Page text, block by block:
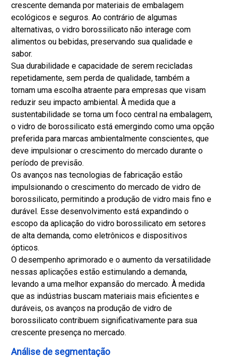
crescente demanda por materiais de embalagem
ecológicos e seguros. Ao contrário de algumas
alternativas, o vidro borossilicato não interage com
alimentos ou bebidas, preservando sua qualidade e
sabor.
Sua durabilidade e capacidade de serem recicladas
repetidamente, sem perda de qualidade, também a
tornam uma escolha atraente para empresas que visam
reduzir seu impacto ambiental. À medida que a
sustentabilidade se torna um foco central na embalagem,
o vidro de borossilicato está emergindo como uma opção
preferida para marcas ambientalmente conscientes, que
deve impulsionar o crescimento do mercado durante o
período de previsão.
Os avanços nas tecnologias de fabricação estão
impulsionando o crescimento do mercado de vidro de
borossilicato, permitindo a produção de vidro mais fino e
durável. Esse desenvolvimento está expandindo o
escopo da aplicação do vidro borossilicato em setores
de alta demanda, como eletrônicos e dispositivos
ópticos.
O desempenho aprimorado e o aumento da versatilidade
nessas aplicações estão estimulando a demanda,
levando a uma melhor expansão do mercado. À medida
que as indústrias buscam materiais mais eficientes e
duráveis, os avanços na produção de vidro de
borossilicato contribuem significativamente para sua
crescente presença no mercado.
Análise de segmentação